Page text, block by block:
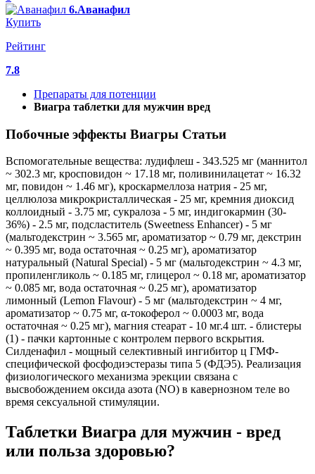
6.Аванафил
Купить
Рейтинг
7.8
Препараты для потенции
Виагра таблетки для мужчин вред
Побочные эффекты Виагры Статьи
Вспомогательные вещества: лудифлеш - 343.525 мг (маннитол
~ 302.3 мг, кросповидон ~ 17.18 мг, поливинилацетат ~ 16.32
мг, повидон ~ 1.46 мг), кроскармеллоза натрия - 25 мг,
целлюлоза микрокристаллическая - 25 мг, кремния диоксид
коллоидный - 3.75 мг, сукралоза - 5 мг, индигокармин (30-
36%) - 2.5 мг, подсластитель (Sweetness Enhancer) - 5 мг
(мальтодекстрин ~ 3.565 мг, ароматизатор ~ 0.79 мг, декстрин
~ 0.395 мг, вода остаточная ~ 0.25 мг), ароматизатор
натуральный (Natural Special) - 5 мг (мальтодекстрин ~ 4.3 мг,
пропиленгликоль ~ 0.185 мг, глицерол ~ 0.18 мг, ароматизатор
~ 0.085 мг, вода остаточная ~ 0.25 мг), ароматизатор
лимонный (Lemon Flavour) - 5 мг (мальтодекстрин ~ 4 мг,
ароматизатор ~ 0.75 мг, α-токоферол ~ 0.0003 мг, вода
остаточная ~ 0.25 мг), магния стеарат - 10 мг.4 шт. - блистеры
(1) - пачки картонные с контролем первого вскрытия.
Силденафил - мощный селективный ингибитор ц ГМФ-
специфической фосфодиэстеразы типа 5 (ФДЭ5). Реализация
физиологического механизма эрекции связана с
высвобождением оксида азота (NO) в кавернозном теле во
время сексуальной стимуляции.
Таблетки Виагра для мужчин - вред
или польза здоровью?